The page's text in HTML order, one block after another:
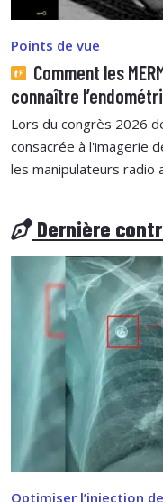
Points de vue
Comment les
connaître
Lors du congrès 2026
consacrée à l'imagerie
les manipulateurs radio
Dernière
Optimiser l’injection